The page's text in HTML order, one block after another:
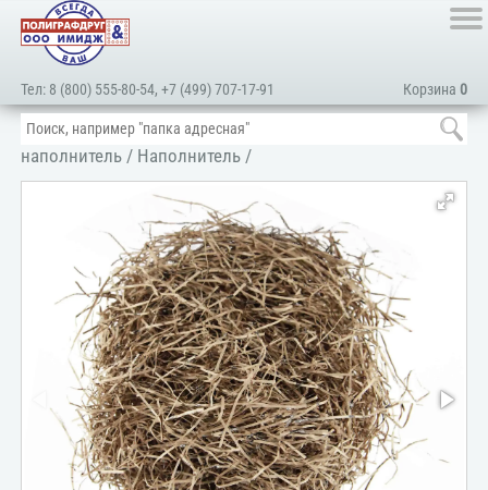
Корзина 0
Тел: 8 (800) 555-80-54,+7 (499) 707-17-91
Главная/Подарочные коробки, упаковочные коробки,
наполнитель / Наполнитель /